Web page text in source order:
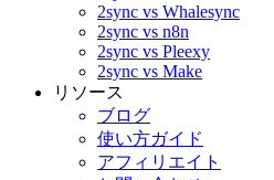
2sync vs Whalesync
2sync vs n8n
2sync vs Pleexy
2sync vs Make
リソース
ブログ
使い方ガイド
アフィリエイト